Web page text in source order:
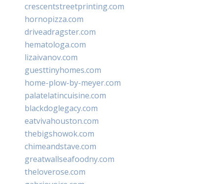
crescentstreetprinting.com
hornopizza.com
driveadragster.com
hematologa.com
lizaivanov.com
guesttinyhomes.com
home-plow-by-meyer.com
palatelatincuisine.com
blackdoglegacy.com
eatvivahouston.com
thebigshowok.com
chimeandstave.com
greatwallseafoodny.com
theloverose.com